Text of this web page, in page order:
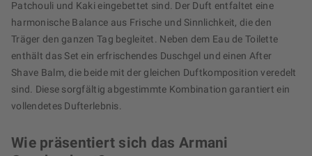
Patchouli und Kaki eingebettet sind. Der Duft entfaltet eine
harmonische Balance aus Frische und Sinnlichkeit, die den
Träger den ganzen Tag begleitet. Neben dem Eau de Toilette
enthält das Set ein erfrischendes Duschgel und einen After
Shave Balm, die beide mit der gleichen Duftkomposition veredelt
sind. Diese sorgfältig abgestimmte Kombination garantiert ein
vollendetes Dufterlebnis.
Wie präsentiert sich das Armani